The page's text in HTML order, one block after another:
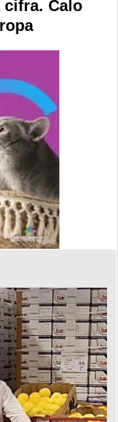
cifra. Calo